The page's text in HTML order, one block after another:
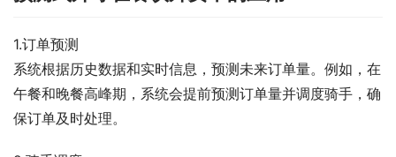
1.订单预测
系统根据历史数据和实时信息，预测未来订单量。例如，在
午餐和晚餐高峰期，系统会提前预测订单量并调度骑手，确
保订单及时处理。